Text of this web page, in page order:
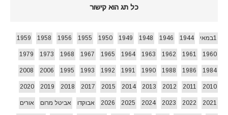
כל תג הוא קישור
1במאי 1944
1946
1948
1949
1950
1955
1956
1958
1959
1960
1961
1962
1963
1964
1965
1967
1968
1973
1979
1984
1986
1988
1990
1991
1992
1993
1995
2006
2008
2010
2011
2012
2013
2014
2015
2017
2018
2019
2020
2021
2022
2023
2024
2025
2026 אבוקדו אביטל מרום אורים